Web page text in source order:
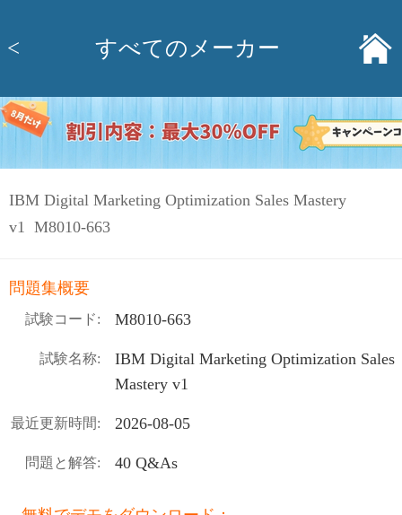
< すべてのメーカー
IBM Digital Marketing Optimization Sales Mastery
v1 M8010-663
問題集概要
試験コード: M8010-663
試験名称:
IBM Digital Marketing Optimization Sales
Mastery v1
最近更新時間: 2026-08-05
問題と解答: 40 Q&As